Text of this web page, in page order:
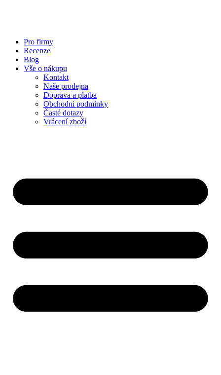
Pro firmy
Recenze
Blog
Vše o nákupu
Kontakt
Naše prodejna
Doprava a platba
Obchodní podmínky
Časté dotazy
Vrácení zboží